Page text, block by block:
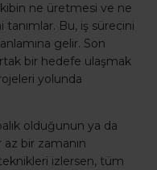
ne üretmesi ve ne
Bu, iş sürecini
gelir. Son
bir hedefe ulaşmak
yolunda
olduğunun ya da
bir zamanın
izlersen, tüm